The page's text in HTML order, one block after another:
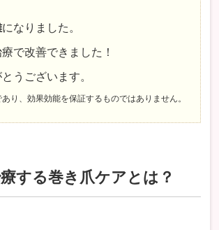
になりました。
で改善できました！
うございます。
り、効果効能を保証するものではありません。
する巻き爪ケアとは？